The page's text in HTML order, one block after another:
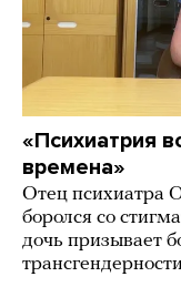
«Психиатрия
времена»
Отец психиатра
боролся со
дочь призывает